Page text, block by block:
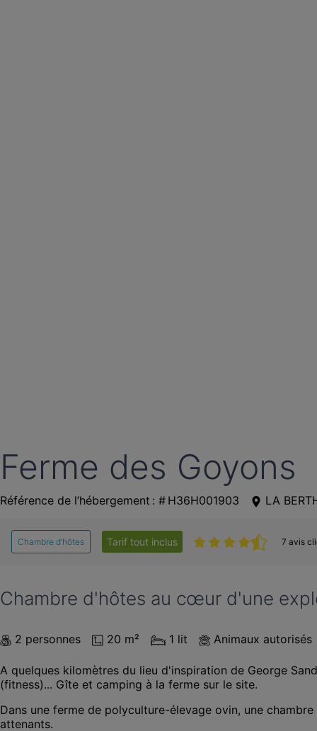
Ferme des Goyons
Référence de l’hébergement : # H36H001903 LA
Chambre d’hôtes Tarif tout inclus 7 avis
Chambre d'hôtes au cœur d'une
2 personnes 20 m² 1 lit Animaux autorisés
A quelques kilomètres du lieu d'inspiration de George
(fitness)... Gîte et camping à la ferme sur le site.
Dans une ferme de polyculture-élevage ovin, une
attenants.